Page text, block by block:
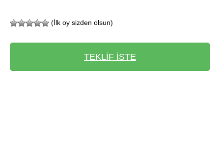
(İlk oy sizden olsun)
TEKLİF İSTE